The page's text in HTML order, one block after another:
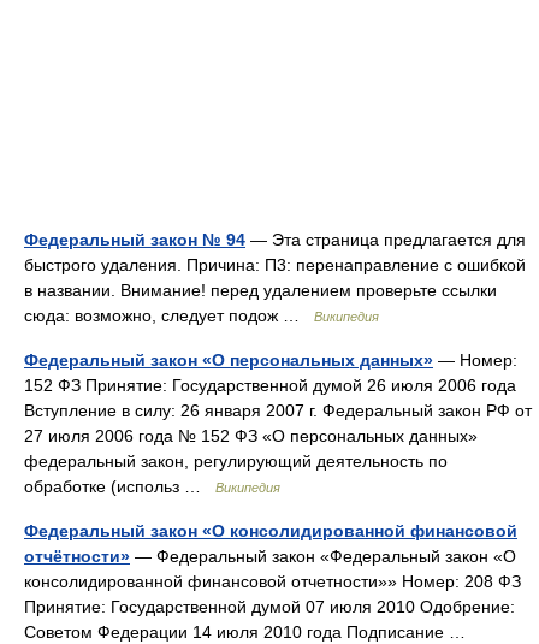
Федеральный закон № 94 — Эта страница предлагается для
быстрого удаления. Причина: П3: перенаправление с ошибкой
в названии. Внимание! перед удалением проверьте ссылки
сюда: возможно, следует подож …
Википедия
Федеральный закон «О персональных данных» — Номер:
152 ФЗ Принятие: Государственной думой 26 июля 2006 года
Вступление в силу: 26 января 2007 г. Федеральный закон РФ от
27 июля 2006 года № 152 ФЗ «О персональных данных»
федеральный закон, регулирующий деятельность по
обработке (использ …
Википедия
Федеральный закон «О консолидированной финансовой
отчётности» — Федеральный закон «Федеральный закон «О
консолидированной финансовой отчетности»» Номер: 208 ФЗ
Принятие: Государственной думой 07 июля 2010 Одобрение:
Советом Федерации 14 июля 2010 года Подписание …